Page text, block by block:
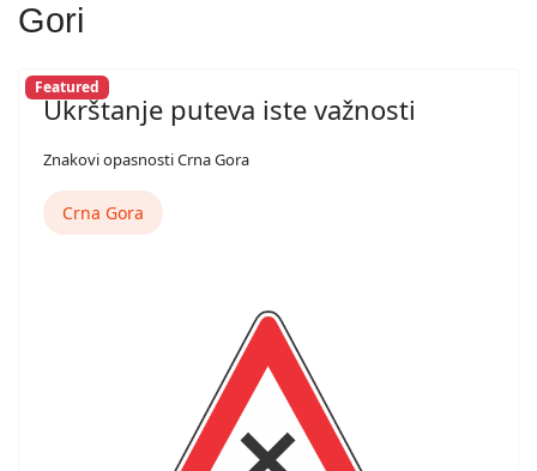
Gori
Featured
Ukrštanje puteva iste važnosti
Znakovi opasnosti Crna Gora
Crna Gora